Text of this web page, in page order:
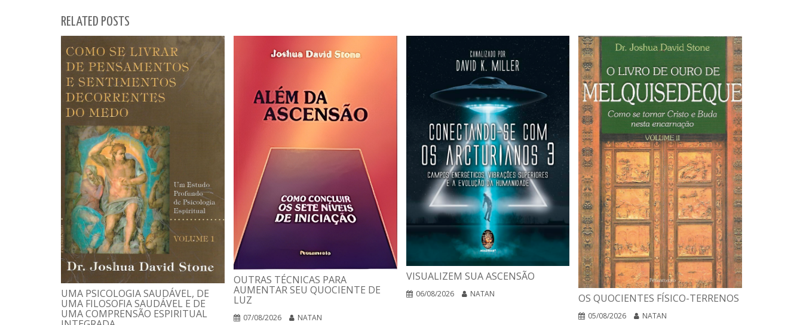
RELATED POSTS
UMA PSICOLOGIA SAUDÁVEL, DE
UMA FILOSOFIA SAUDÁVEL E DE
UMA COMPRENSÃO ESPIRITUAL
OUTRAS TÉCNICAS PARA
AUMENTAR SEU QUOCIENTE DE
LUZ
07/08/2026 NATAN
VISUALIZEM SUA ASCENSÃO
06/08/2026 NATAN OS QUOCIENTES FÍSICO-TERRENOS
05/08/2026 NATAN